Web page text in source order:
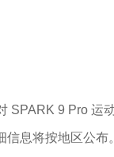
SPARK 9 Pro 运
息将按地区公布。